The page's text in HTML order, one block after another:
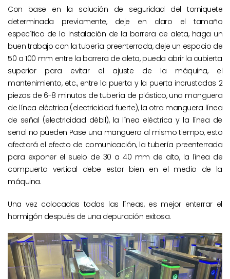
Con base en la solución de seguridad del torniquete
determinada previamente, deje en claro el tamaño
específico de la instalación de la barrera de aleta, haga un
buen trabajo con la tubería preenterrada, deje un espacio de
50 a 100 mm entre la barrera de aleta, pueda abrir la cubierta
superior para evitar el ajuste de la máquina, el
mantenimiento, etc., entre la puerta y la puerta incrustadas 2
piezas de 6-8 minutos de tubería de plástico, una manguera
de línea eléctrica (electricidad fuerte), la otra manguera línea
de señal (electricidad débil), la línea eléctrica y la línea de
señal no pueden Pase una manguera al mismo tiempo, esto
afectará el efecto de comunicación, la tubería preenterrada
para exponer el suelo de 30 a 40 mm de alto, la línea de
compuerta vertical debe estar bien en el medio de la
máquina.
Una vez colocadas todas las líneas, es mejor enterrar el
hormigón después de una depuración exitosa.